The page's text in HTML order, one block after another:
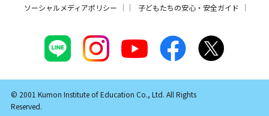
ソーシャルメディアポリシー
子どもたちの安心・安全ガイド
© 2001 Kumon Institute of Education Co., Ltd. All Rights
Reserved.